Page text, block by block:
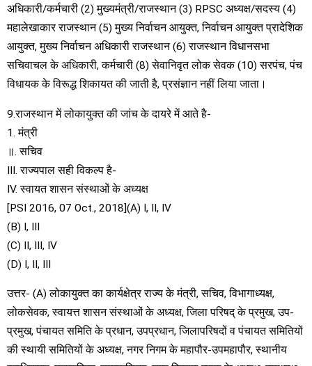
अधिकारी/कर्मचारी (2) मुख्यमंत्री/राजस्थान (3) RPSC अध्यक्ष/सदस्य (4)
महालेखाकार राजस्थान (5) मुख्य निर्वाचन आयुक्त, निर्वाचन आयुक्त प्रादेशिक
आयुक्त, मुख्य निर्वाचन अधिकारी राजस्थान (6) राजस्थान विधानसभा
सचिवाचल के अधिकारी, कर्मचारी (8) सेवानिवृत लोक सेवक (10) सरपंच, पंच
विधायक के विरूद्ध शिकायत की जाती है, प्रसंज्ञान नहीं लिया जाता।
9.राजस्थान में लोकायुक्त की जांच के दायरे में आते है-
1. मंत्री
॥. सचिव
III. राज्यपाल सही विकल्प है-
IV. स्वायत शासन संस्थाओं के अध्यक्ष
[PSI 2016, 07 Oct., 2018](A) I, II, IV
(B) I, III
(C) II, III, IV
(D) I, II, III
उत्तर- (A) लोकायुक्त का कार्यक्षेत्र राज्य के मंत्री, सचिव, विभागाध्यक्ष,
लोकसेवक, स्वायत्त शासन संस्थाओं के अध्यक्ष, जिला परिषद् के प्रमुख, उप-
प्रमुख, पंचायत समिति के प्रधान, उपप्रधान, जिलापरिषदों व पंचायत समितियों
की स्थायी समितियों के अध्यक्ष, नगर निगम के महापौर-उपमहापौर, स्थानीय